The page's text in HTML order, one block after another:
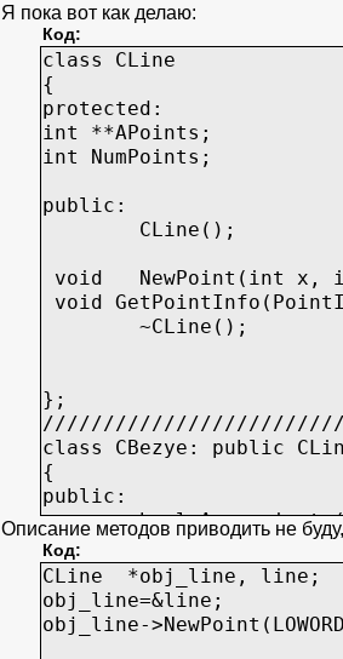
Я пока вот как делаю:
Код:
class CLine
{
protected:
int **APoints;
int NumPoints;
public:
CLine();
void
NewPoint(int
void
~CLine();
};
class CBezye: public
{
public:
bool
};
class CLagranj:public
Описание методов приводить не
Код:
CLine *obj_line, line;
obj_line=&line;
obj_line-